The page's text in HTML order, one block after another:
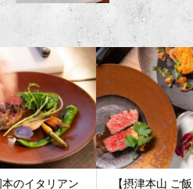
【摂津本山 ご飯】グルメな